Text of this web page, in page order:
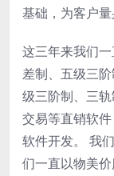
基础，为客户量
这三年来我们
差制、五级三
级三阶制、三
交易等直销软
软件开发。 我
们一直以物美